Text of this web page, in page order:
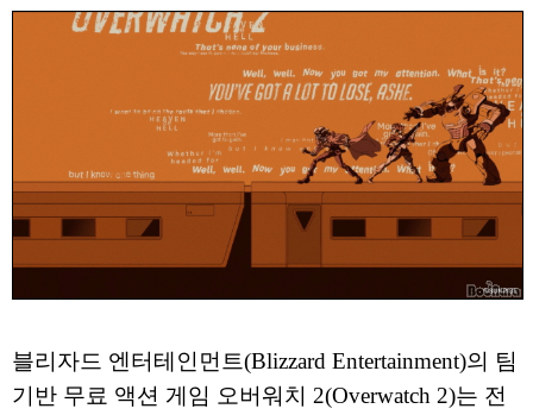
블리자드 엔터테인먼트(Blizzard Entertainment)의 팀
기반 무료 액션 게임 오버워치 2(Overwatch 2)는 전